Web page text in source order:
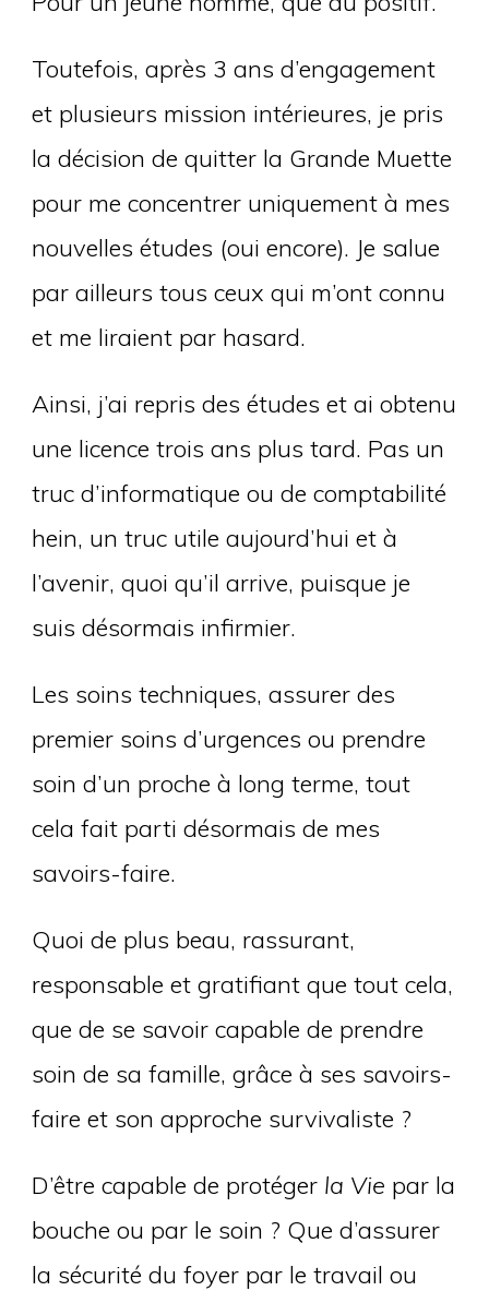
Toutefois, après 3 ans d’engagement
et plusieurs mission intérieures, je pris
la décision de quitter la Grande Muette
pour me concentrer uniquement à mes
nouvelles études (oui encore). Je salue
par ailleurs tous ceux qui m’ont connu
et me liraient par hasard.
Ainsi, j’ai repris des études et ai obtenu
une licence trois ans plus tard. Pas un
truc d’informatique ou de comptabilité
hein, un truc utile aujourd’hui et à
l’avenir, quoi qu’il arrive, puisque je
suis désormais infirmier.
Les soins techniques, assurer des
premier soins d’urgences ou prendre
soin d’un proche à long terme, tout
cela fait parti désormais de mes
savoirs-faire.
Quoi de plus beau, rassurant,
responsable et gratifiant que tout cela,
que de se savoir capable de prendre
soin de sa famille, grâce à ses savoirs-
faire et son approche survivaliste ?
D’être capable de protéger la Vie par la
bouche ou par le soin ? Que d’assurer
la sécurité du foyer par le travail ou